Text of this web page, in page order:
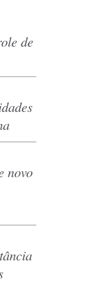
de
novo